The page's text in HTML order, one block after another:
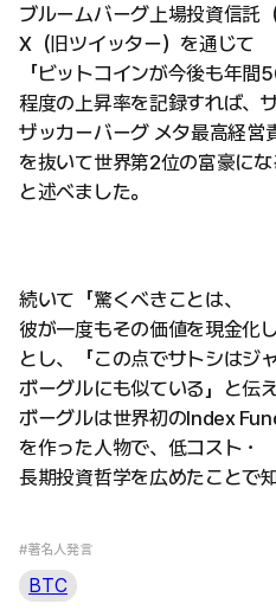
ブルームバーグ上場投資信託
X（旧ツイッター）を通じて
「ビットコインが今後も年間
程度の上昇率を記録すれば、
ザッカーバーグ メタ最高経営
を抜いて世界第2位の富豪にな
と述べました。
続いて「驚くべきことは、
彼が一度もその価値を現金化
とし、「この点でサトシはジ
ボーグルにも似ている」と伝
ボーグルは世界初のIndex
を作った人物で、低コスト・
長期投資哲学を広めたことで
#著名人発言
BTC